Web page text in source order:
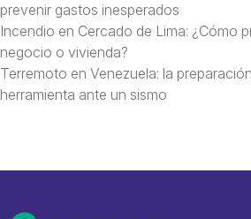
prevenir gastos inesperados
Incendio en Cercado de Lima: ¿Cómo
negocio o vivienda?
Terremoto en Venezuela: la
herramienta ante un sismo